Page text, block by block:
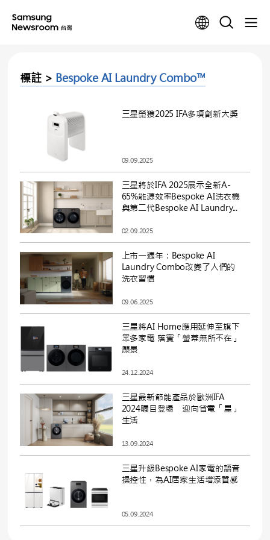
標註 > Bespoke AI Laundry Combo™
三星榮獲2025 IFA多項創新大獎
09.09.2025
三星將於IFA 2025展示全新A-
65%能源效率Bespoke AI洗衣機
與第二代Bespoke AI Laundry...
02.09.2025
上市一週年：Bespoke AI
Laundry Combo改變了人們的
洗衣習慣
09.06.2025
三星將AI Home應用延伸至旗下
眾多家電 落實「螢幕無所不在」
願景
24.12.2024
三星最新節能產品於歐洲IFA
2024矚目登場 迎向省電「星」
生活
13.09.2024
三星升級Bespoke AI家電的語音
操控性，為AI居家生活增添質感
05.09.2024